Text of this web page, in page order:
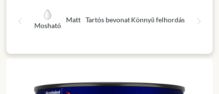
Mosható
Matt Tartós bevonatKönnyű felhordás